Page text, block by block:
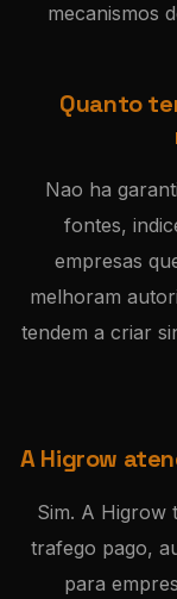
mecanismos
Quanto
Nao ha
fontes,
empresas
melhoram
tendem a criar
A Higrow
Sim. A Higrow
trafego pago,
para